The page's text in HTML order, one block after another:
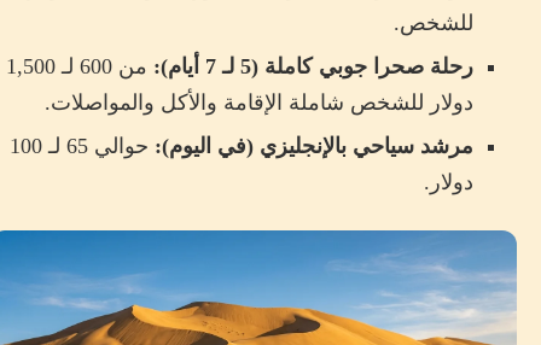
للشخص.
رحلة صحرا جوبي كاملة (5 لـ 7 أيام):
من 600 لـ 1,500
دولار للشخص شاملة الإقامة والأكل والمواصلات.
مرشد سياحي بالإنجليزي (في اليوم):
حوالي 65 لـ 100
دولار.